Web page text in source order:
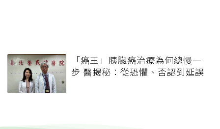
「癌王」胰臟癌治療為何總慢一
步 醫揭秘：從恐懼、否認到延誤